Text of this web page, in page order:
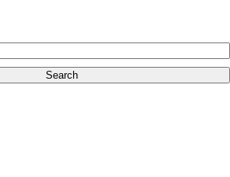
Search